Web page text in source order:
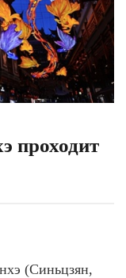
проходит
(Синьцзян,